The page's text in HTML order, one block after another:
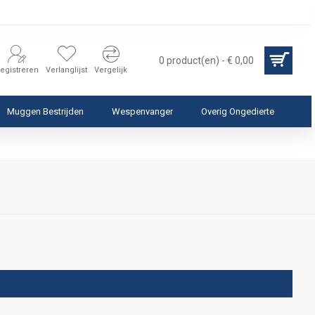
Verlanglijst Vergelijk
0 product(en) - € 0,00
Muggen Bestrijden Wespenvanger Overig Ongedierte